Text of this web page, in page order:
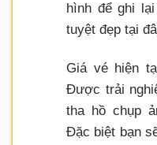
hình để ghi
tuyệt đẹp tại
Giá vé hiện
Được trải
tha hồ chụp
Đặc biệt bạn